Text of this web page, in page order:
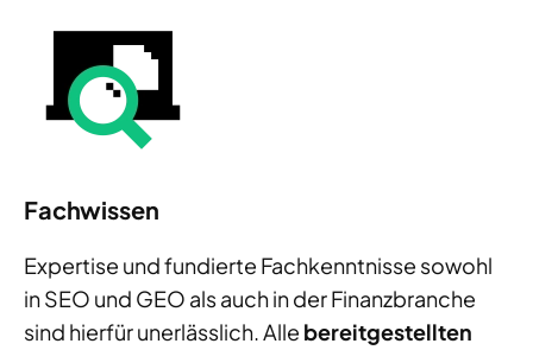
Fachwissen
Expertise und fundierte Fachkenntnisse sowohl
in SEO und GEO als auch in der Finanzbranche
sind hierfür unerlässlich. Alle bereitgestellten